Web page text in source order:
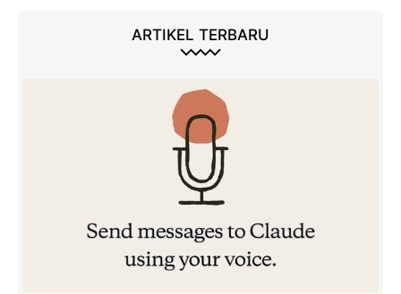
ARTIKEL TERBARU